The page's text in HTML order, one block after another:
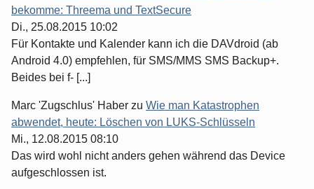
bekomme: Threema und TextSecure
Di., 25.08.2015 10:02
Für Kontakte und Kalender kann ich die DAVdroid (ab
Android 4.0) empfehlen, für SMS/MMS SMS Backup+.
Beides bei f- [...]
Marc 'Zugschlus' Haber zu Wie man Katastrophen
abwendet, heute: Löschen von LUKS-Schlüsseln
Mi., 12.08.2015 08:10
Das wird wohl nicht anders gehen während das Device
aufgeschlossen ist.